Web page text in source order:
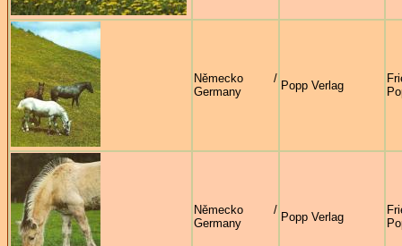
Německo /
Germany
Popp Verlag
Německo /
Germany
Popp Verlag